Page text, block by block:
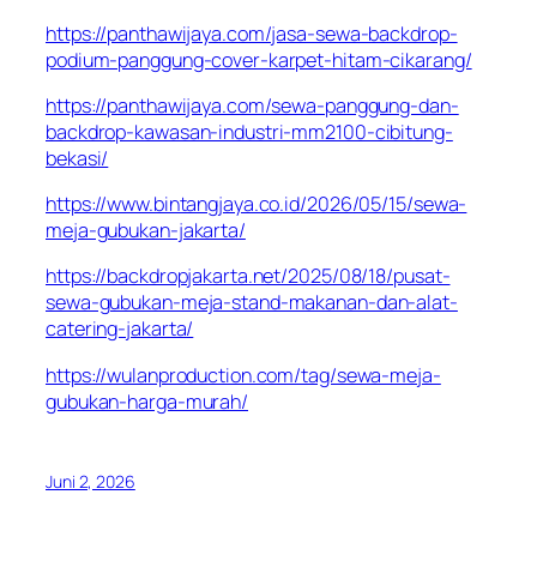
https://panthawijaya.com/jasa-sewa-backdrop-
podium-panggung-cover-karpet-hitam-cikarang/
https://panthawijaya.com/sewa-panggung-dan-
backdrop-kawasan-industri-mm2100-cibitung-
bekasi/
https://www.bintangjaya.co.id/2026/05/15/sewa-
meja-gubukan-jakarta/
https://backdropjakarta.net/2025/08/18/pusat-
sewa-gubukan-meja-stand-makanan-dan-alat-
catering-jakarta/
https://wulanproduction.com/tag/sewa-meja-
gubukan-harga-murah/
Juni 2, 2026